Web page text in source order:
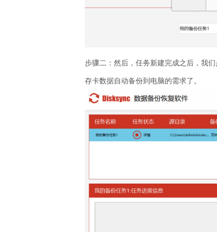
步骤二：然后，任务新建完成之后，我
存卡数据自动备份到电脑的需求了。